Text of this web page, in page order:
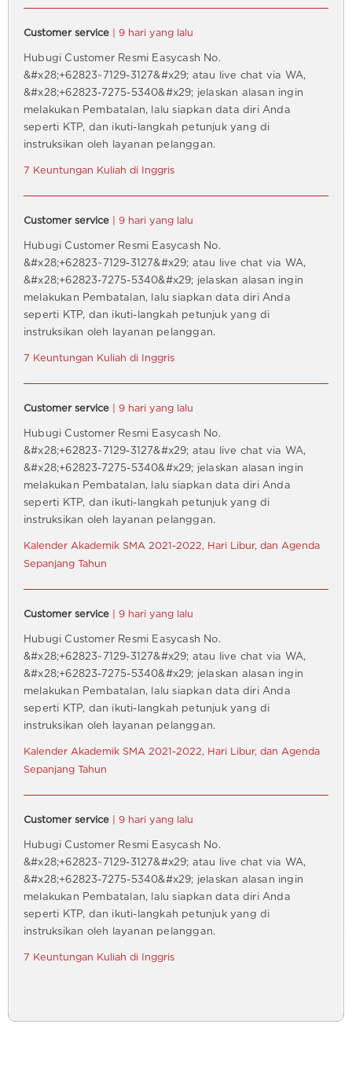
Customer service | 9 hari yang lalu
Hubugi Customer Resmi Easycash No.
&#x28;+62823~7129-3127&#x29; atau live chat via WA,
&#x28;+62823-7275-5340&#x29; jelaskan alasan ingin
melakukan Pembatalan, lalu siapkan data diri Anda
seperti KTP, dan ikuti-langkah petunjuk yang di
instruksikan oleh layanan pelanggan.
7 Keuntungan Kuliah di Inggris
Customer service | 9 hari yang lalu
Hubugi Customer Resmi Easycash No.
&#x28;+62823~7129-3127&#x29; atau live chat via WA,
&#x28;+62823-7275-5340&#x29; jelaskan alasan ingin
melakukan Pembatalan, lalu siapkan data diri Anda
seperti KTP, dan ikuti-langkah petunjuk yang di
instruksikan oleh layanan pelanggan.
7 Keuntungan Kuliah di Inggris
Customer service | 9 hari yang lalu
Hubugi Customer Resmi Easycash No.
&#x28;+62823~7129-3127&#x29; atau live chat via WA,
&#x28;+62823-7275-5340&#x29; jelaskan alasan ingin
melakukan Pembatalan, lalu siapkan data diri Anda
seperti KTP, dan ikuti-langkah petunjuk yang di
instruksikan oleh layanan pelanggan.
Kalender Akademik SMA 2021-2022, Hari Libur, dan Agenda
Sepanjang Tahun
Customer service | 9 hari yang lalu
Hubugi Customer Resmi Easycash No.
&#x28;+62823~7129-3127&#x29; atau live chat via WA,
&#x28;+62823-7275-5340&#x29; jelaskan alasan ingin
melakukan Pembatalan, lalu siapkan data diri Anda
seperti KTP, dan ikuti-langkah petunjuk yang di
instruksikan oleh layanan pelanggan.
Kalender Akademik SMA 2021-2022, Hari Libur, dan Agenda
Sepanjang Tahun
Customer service | 9 hari yang lalu
Hubugi Customer Resmi Easycash No.
&#x28;+62823~7129-3127&#x29; atau live chat via WA,
&#x28;+62823-7275-5340&#x29; jelaskan alasan ingin
melakukan Pembatalan, lalu siapkan data diri Anda
seperti KTP, dan ikuti-langkah petunjuk yang di
instruksikan oleh layanan pelanggan.
7 Keuntungan Kuliah di Inggris